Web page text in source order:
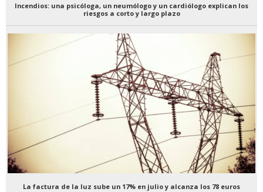
Incendios: una psicóloga, un neumólogo y un cardiólogo explican los
riesgos a corto y largo plazo
La factura de la luz sube un 17% en julio y alcanza los 78 euros